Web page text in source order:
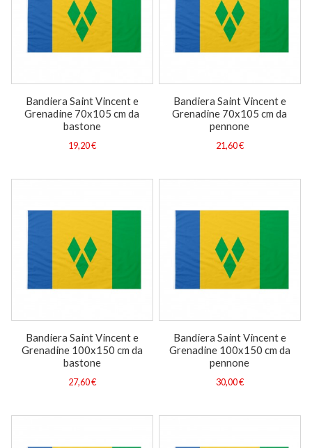
Bandiera Saint Vincent e
Grenadine 70x105 cm da
bastone
19,20 €
Bandiera Saint Vincent e
Grenadine 70x105 cm da
pennone
21,60 €
Bandiera Saint Vincent e
Grenadine 100x150 cm da
bastone
27,60 €
Bandiera Saint Vincent e
Grenadine 100x150 cm da
pennone
30,00 €